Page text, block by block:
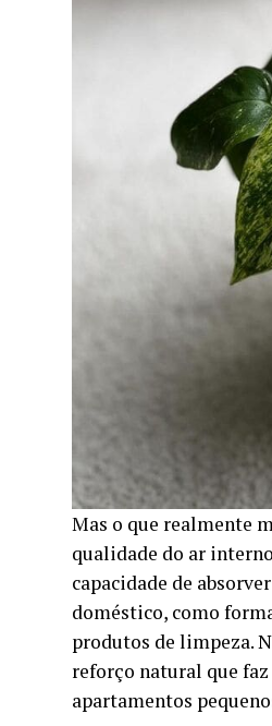
Mas o que realmente
qualidade do ar
capacidade de
doméstico, como
produtos de limpeza.
reforço natural que
apartamentos